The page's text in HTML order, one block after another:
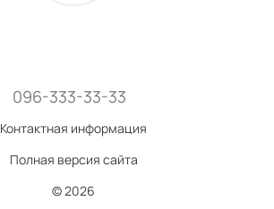
096-333-33-33
Контактная информация
Полная версия сайта
© 2026